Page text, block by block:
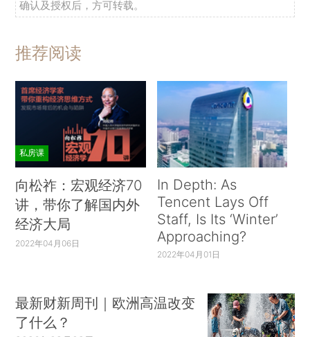
确认及授权后，方可转载。
推荐阅读
私房课
向松祚：宏观经济70
讲，带你了解国内外
经济大局
2022年04月06日
In Depth: As
Tencent Lays Off
Staff, Is Its ‘Winter’
Approaching?
2022年04月01日
最新财新周刊｜欧洲高温改变
了什么？